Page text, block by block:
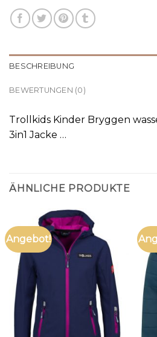
BESCHREIBUNG
BEWERTUNGEN (0)
Trollkids Kinder Bryggen
3in1 Jacke …
ÄHNLICHE PRODUKTE
Angebot!